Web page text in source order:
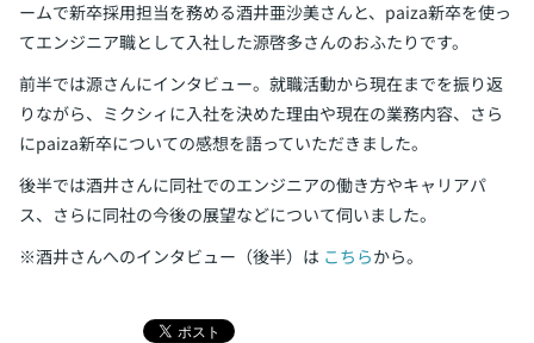
学校向けプラン
契約内容・クーポン
ームで新卒採用担当を務める酒井亜沙美さんと、paiza新卒を使っ
てエンジニア職として入社した源啓多さんのおふたりです。
前半では源さんにインタビュー。就職活動から現在までを振り返
りながら、ミクシィに入社を決めた理由や現在の業務内容、さら
にpaiza新卒についての感想を語っていただきました。
後半では酒井さんに同社でのエンジニアの働き方やキャリアパ
ス、さらに同社の今後の展望などについて伺いました。
※酒井さんへのインタビュー（後半）は こちらから。